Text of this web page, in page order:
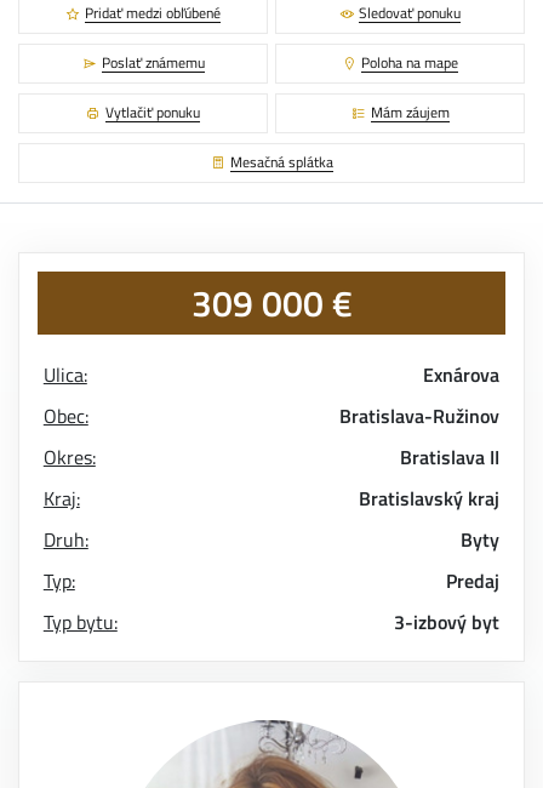
Pridať medzi obľúbené Sledovať ponuku
Poslať známemu Poloha na mape
Vytlačiť ponuku Mám záujem
Mesačná splátka
309 000 €
Ulica:
Exnárova
Obec:
Bratislava-Ružinov
Okres:
Bratislava II
Kraj:
Bratislavský kraj
Druh:
Byty
Typ:
Predaj
Typ bytu:
3-izbový byt